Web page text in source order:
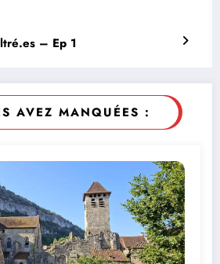
– Ep 1
AVEZ MANQUÉES :